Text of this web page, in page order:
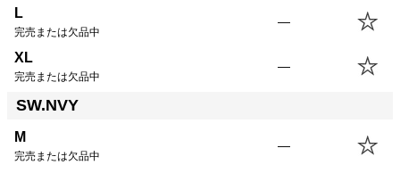
USL
L
完売または欠品中
—
XL
完売または欠品中
—
SW.NVY
M
完売または欠品中
—